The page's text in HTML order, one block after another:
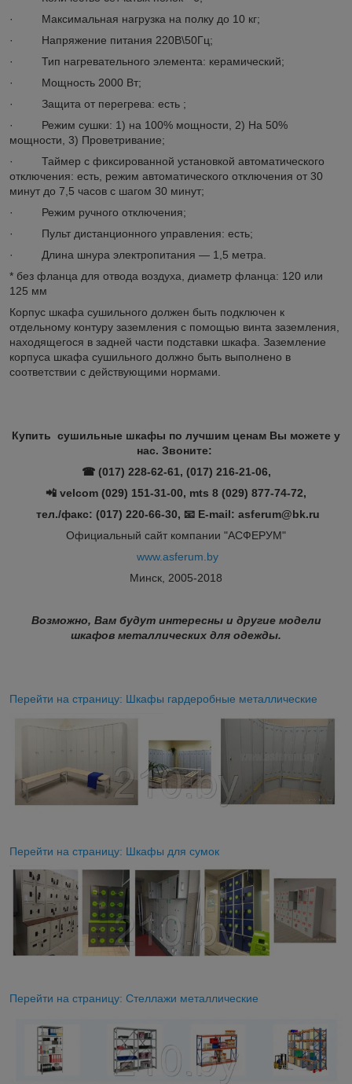
· Максимальная нагрузка на полку до 10 кг;
· Напряжение питания 220В\50Гц;
· Тип нагревательного элемента: керамический;
· Мощность 2000 Вт;
· Защита от перегрева: есть ;
· Режим сушки: 1) на 100% мощности, 2) На 50%
мощности, 3) Проветривание;
· Таймер с фиксированной установкой автоматического
отключения: есть, режим автоматического отключения от 30
минут до 7,5 часов с шагом 30 минут;
· Режим ручного отключения;
· Пульт дистанционного управления: есть;
· Длина шнура электропитания — 1,5 метра.
* без фланца для отвода воздуха, диаметр фланца: 120 или
125 мм
Корпус шкафа сушильного должен быть подключен к
отдельному контуру заземления с помощью винта заземления,
находящегося в задней части подставки шкафа. Заземление
корпуса шкафа сушильного должно быть выполнено в
соответствии с действующими нормами.
Купить сушильные шкафы по лучшим ценам Вы можете у
нас. Звоните:
☎ (017) 228-62-61, (017) 216-21-06,
📲 velcom (029) 151-31-00, mts 8 (029) 877-74-72,
тел./факс: (017) 220-66-30, 📧 E-mail: asferum@bk.ru
Официальный сайт компании "АСФЕРУМ"
www.asferum.by
Минск, 2005-2018
Возможно, Вам будут интересны и другие модели
шкафов металлических для одежды.
Перейти на страницу: Шкафы гардеробные металлические
Перейти на страницу: Шкафы для сумок
Перейти на страницу: Стеллажи металлические